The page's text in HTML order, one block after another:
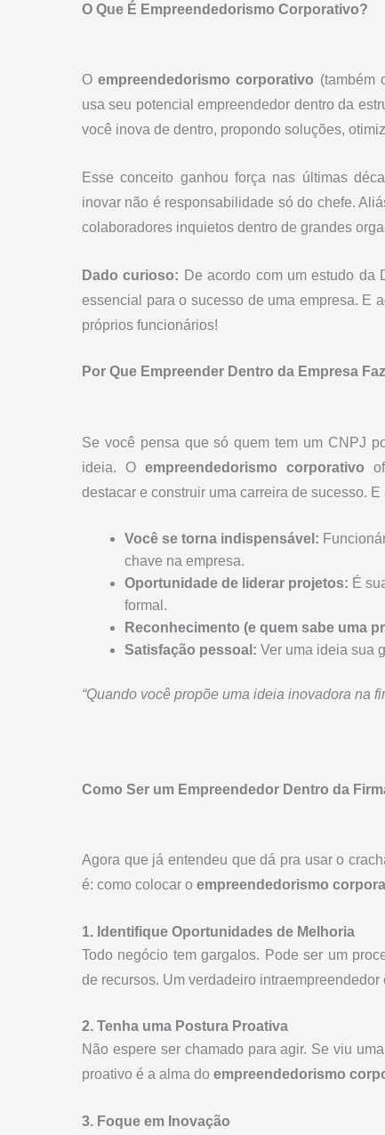
O Que É Empreendedorismo Corporativo?
Oempreendedorismo corporativo (também
usa seu potencial empreendedor dentro da
você inova de dentro, propondo soluções,
Esse conceito ganhou força nas últimas
inovar não é responsabilidade só do chefe.
colaboradores inquietos dentro de grandes
Dado curioso: De acordo com um estudo da
essencial para o sucesso de uma empresa. E
próprios funcionários!
Por Que Empreender Dentro da Empresa
Se você pensa que só quem tem um CNPJ
ideia. Oempreendedorismo corporativo
destacar e construir uma carreira de sucesso.
Você se torna indispensável:
chave na empresa.
Oportunidade de liderar projetos: É
formal.
Reconhecimento (e quem sabe uma
Satisfação pessoal: Ver uma ideia sua
“Quando você propõe uma ideia inovadora na
Como Ser um Empreendedor Dentro da
Agora que já entendeu que dá pra usar o
é: como colocar o empreendedorismo
1. Identifique Oportunidades de Melhoria
Todo negócio tem gargalos. Pode ser um
de recursos. Um verdadeiro
2. Tenha uma Postura Proativa
Não espere ser chamado para agir. Se viu
proativo é a alma do empreendedorismo
3. Foque em Inovação